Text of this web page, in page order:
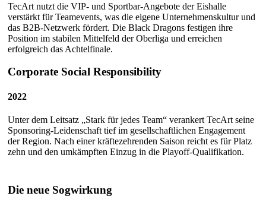
TecArt nutzt die VIP- und Sportbar-Angebote der Eishalle
verstärkt für Teamevents, was die eigene Unternehmenskultur und
das B2B-Netzwerk fördert. Die Black Dragons festigen ihre
Position im stabilen Mittelfeld der Oberliga und erreichen
erfolgreich das Achtelfinale.
Corporate Social Responsibility
2022
Unter dem Leitsatz „Stark für jedes Team“ verankert TecArt seine
Sponsoring-Leidenschaft tief im gesellschaftlichen Engagement
der Region. Nach einer kräftezehrenden Saison reicht es für Platz
zehn und den umkämpften Einzug in die Playoff-Qualifikation.
Die neue Sogwirkung